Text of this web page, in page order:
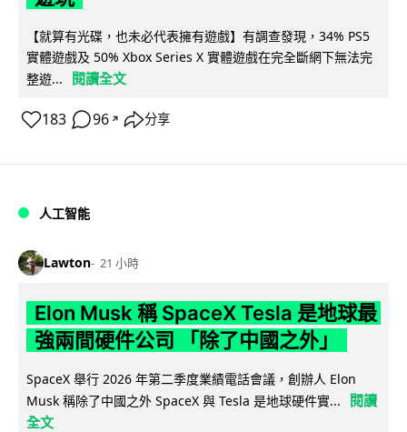
【就算有光碟，也未必代表擁有遊戲】有調查發現，34% PS5
實體遊戲及 50% Xbox Series X 實體遊戲在完全斷網下無法完
整遊...
閱讀全文
183 96 ↗ 分享
人工智能
Lawton 21 小時
Elon Musk 稱 SpaceX Tesla 是地球最
強兩間硬件公司 「除了中國之外」
SpaceX 舉行 2026 年第二季度業績電話會議，創辦人 Elon
Musk 稱除了中國之外 SpaceX 與 Tesla 是地球硬件實...
閱讀
全文